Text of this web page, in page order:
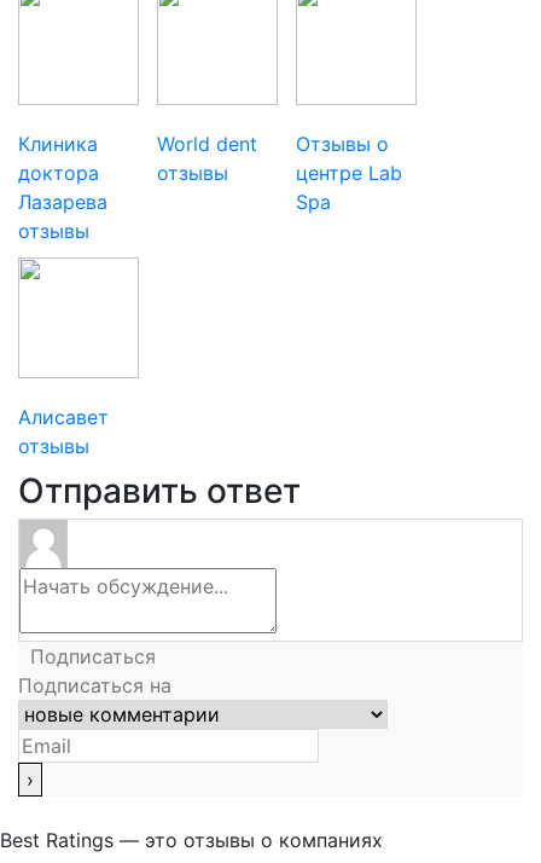
Клиника
доктора
Лазарева
отзывы
World dent
отзывы
Отзывы о
центре Lab
Spa
Алисавет
отзывы
Отправить ответ
Подписаться
Подписаться на
Best Ratings — это отзывы о компаниях